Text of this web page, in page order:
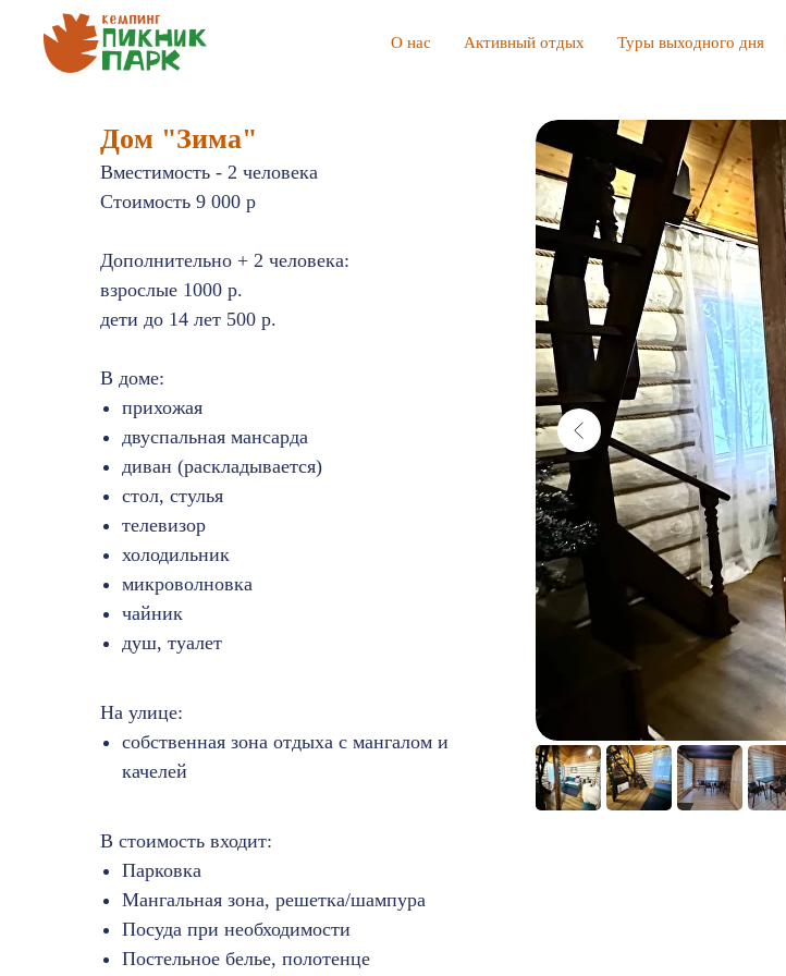
О нас Активный отдых Туры выходного дня
Дом "Зима"
Вместимость - 2 человека
Стоимость 9 000 р
Дополнительно + 2 человека:
взрослые 1000 р.
дети до 14 лет 500 р.
В доме:
прихожая
двуспальная мансарда
диван (раскладывается)
стол, стулья
телевизор
холодильник
микроволновка
чайник
душ, туалет
На улице:
собственная зона отдыха с мангалом и
качелей
В стоимость входит:
Парковка
Мангальная зона, решетка/шампура
Посуда при необходимости
Постельное белье, полотенце